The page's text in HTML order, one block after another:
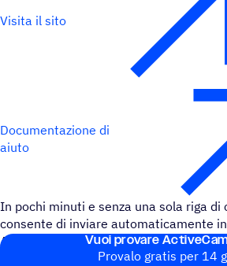
Visita il sito
Documentazione di
aiuto
In pochi minuti e senza una sola riga di
consente di inviare automaticamente
ActiveCampaign e SendGrid.
Vuoi provare
Provalo gratis per 14